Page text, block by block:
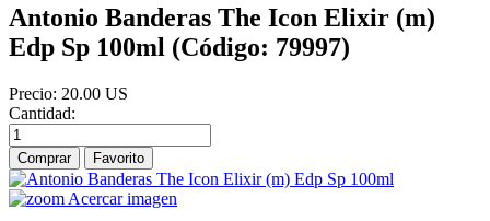
Antonio Banderas The Icon Elixir (m)
Edp Sp 100ml (Código: 79997)
Precio: 20.00 US
Cantidad:
Comprar
Acercar imagen